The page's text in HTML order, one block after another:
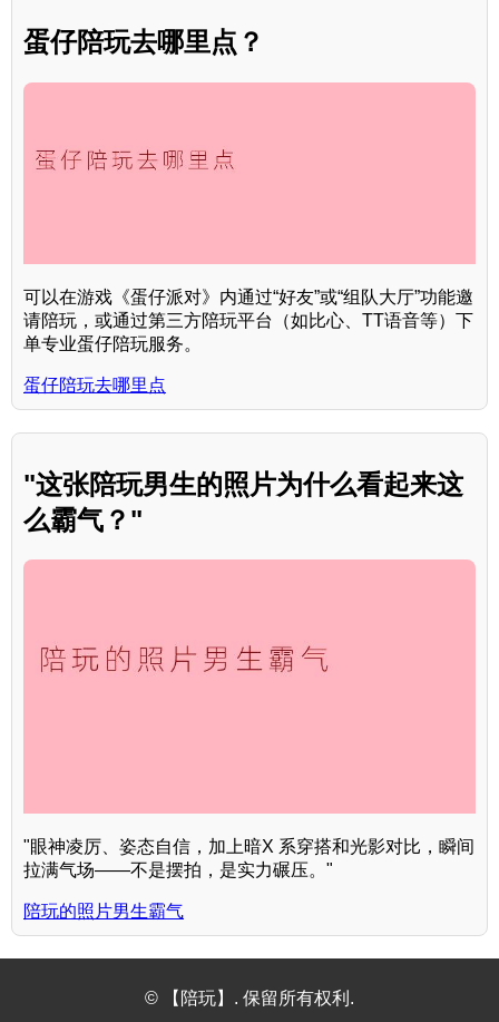
蛋仔陪玩去哪里点？
可以在游戏《蛋仔派对》内通过“好友”或“组队大厅”功能邀
请陪玩，或通过第三方陪玩平台（如比心、TT语音等）下
单专业蛋仔陪玩服务。
蛋仔陪玩去哪里点
"这张陪玩男生的照片为什么看起来这
么霸气？"
"眼神凌厉、姿态自信，加上暗X 系穿搭和光影对比，瞬间
拉满气场——不是摆拍，是实力碾压。"
陪玩的照片男生霸气
© 【陪玩】. 保留所有权利.